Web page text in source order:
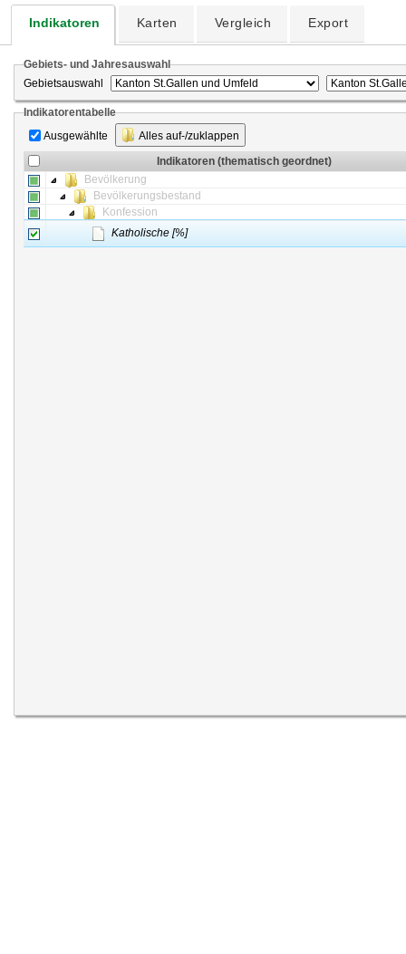
Indikatoren Karten Vergleich Export
Gebiets- und Jahresauswahl
Gebietsauswahl
Indikatorentabelle
Ausgewählte
Alles auf-/zuklappen
Indikatoren (thematisch geordnet)
Bevölkerung
Bevölkerungsbestand
Konfession
Katholische [%]